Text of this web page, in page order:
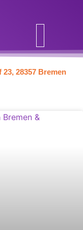
23, 28357 Bremen